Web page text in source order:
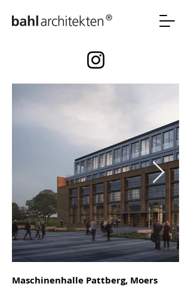
Maschinenhalle Pattberg, Moers